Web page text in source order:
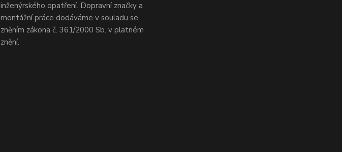
inženýrského opatření. Dopravní značky a
montážní práce dodáváme v souladu se
zněním zákona č. 361/2000 Sb. v platném
znění.